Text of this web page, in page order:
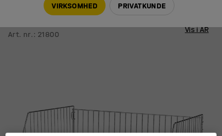
Eksponeringskurv
Art. nr. : 21800
Vis i AR
VIRKSOMHED PRIVATKUNDE